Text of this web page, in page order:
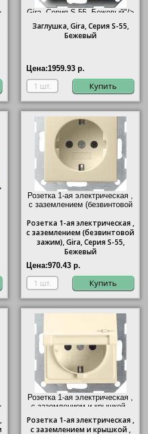
Gira, Серия S-55, Бежевый"/>
Заглушка,Gira, Серия S-55,
Бежевый
Цена:1959.93 р.
Купить
Розетка 1-ая электрическая ,
с заземлением (безвинтовой
Бежевый"/>
Розетка1-ая электрическая ,
с заземлением (безвинтовой
зажим),Gira, Серия S-55,
Бежевый
Цена:970.43 р.
Купить
Розетка 1-ая электрическая ,
с заземлением и крышкой ,
Розетка1-ая электрическая ,
с заземлением и крышкой ,